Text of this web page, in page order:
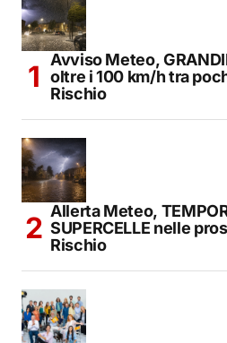
Avviso Meteo,
oltre i 100 km/h tra
Rischio
Allerta Meteo,
SUPERCELLE nelle
Rischio